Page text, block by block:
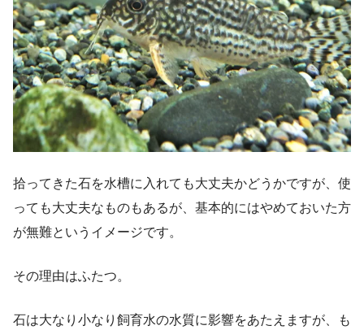
拾ってきた石を水槽に入れても大丈夫かどうかですが、 使
っても大丈夫なものもあるが、基本的にはやめておいた方
が無難というイメージです。
その理由はふたつ。
石は大なり小なり飼育水の水質に影響をあたえますが、も